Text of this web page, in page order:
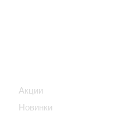
Акции
Новинки